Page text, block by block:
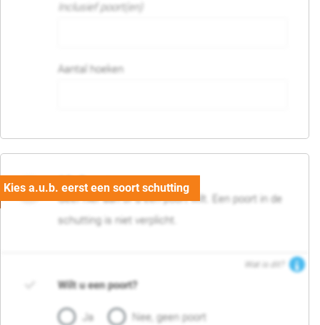
Inclusief poort(en)
Aantal hoeken
05. Poort
Geef hier aan of u een poort wilt. Een poort in de
schutting is niet verplicht.
Wat is dit?
Wilt u een poort?
Ja Nee, geen poort